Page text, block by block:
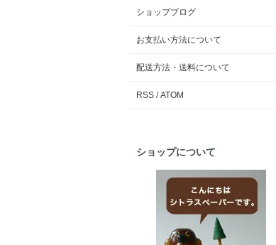
ショップブログ
お支払い方法について
配送方法・送料について
RSS /ATOM
ショップについて